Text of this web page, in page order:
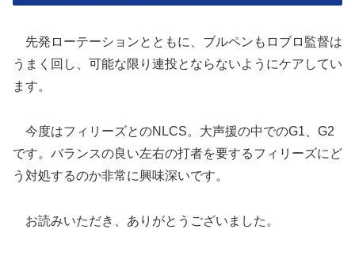
先発ローテーションとともに、ブルペンもロブロ監督は
うまく回し、可能な限り連投とならないようにケアしてい
ます。
今度はフィリーズとのNLCS。大声援の中でのG1、G2
です。バランスの良い左右の打者を要するフィリーズにど
う対処するのか非常に興味深いです。
お読みいただき、ありがとうございました。